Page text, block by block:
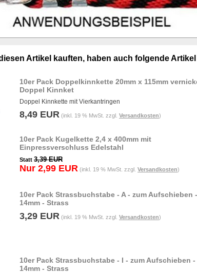
Artikel kauften, haben auch folgende Artikel
10er Pack Doppelkinnkette 20mm x 115mm
Doppel Kinnket
Doppel Kinnkette mit Vierkantringen
8,49 EUR (inkl. 19 % MwSt. zzgl. Versandkosten)
10er Pack Kugelkette 2,4 x 400mm mit
Einpressverschluss Edelstahl
Statt 3,39 EUR
Nur 2,99 EUR (inkl. 19 % MwSt. zzgl. Versandkosten)
10er Pack Strassbuchstabe - A - zum Aufschieben -
14mm - Strass
3,29 EUR (inkl. 19 % MwSt. zzgl. Versandkosten)
10er Pack Strassbuchstabe - I - zum Aufschieben -
14mm - Strass